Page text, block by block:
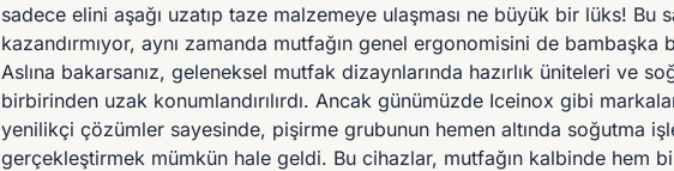
sadece elini aşağı uzatıp taze malzemeye ulaşması ne büyük bir lüks! Bu
kazandırmıyor, aynı zamanda mutfağın genel ergonomisini de bambaşka
Aslına bakarsanız, geleneksel mutfak dizaynlarında hazırlık üniteleri ve
birbirinden uzak konumlandırılırdı. Ancak günümüzde Iceinox gibi
yenilikçi çözümler sayesinde, pişirme grubunun hemen altında soğutma
gerçekleştirmek mümkün hale geldi. Bu cihazlar, mutfağın kalbinde hem